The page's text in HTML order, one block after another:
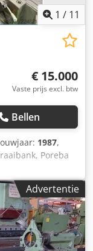
1 / 11
€ 15.000
Vaste prijs excl. btw
Bellen
1987,
Poreba
1987
tussen de
780 mm
uitlezing
houders Plaat
ton Prijs: €
Advertentie